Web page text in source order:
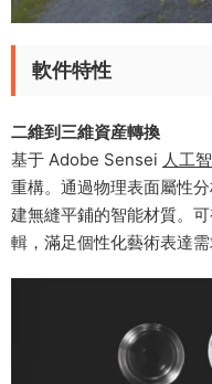
軟件特性
二維到三維資産轉換
基于 Adobe Sensei 人工
重構。通過物理表面屬性
建無縫平鋪的智能材質。
輯，滿足個性化藝術表達需